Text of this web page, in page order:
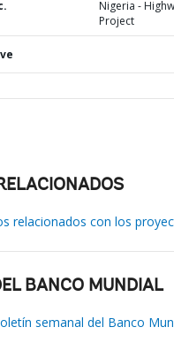
Nigeria -
Project
relacionados con los
BANCO MUNDIAL
semanal del Banco